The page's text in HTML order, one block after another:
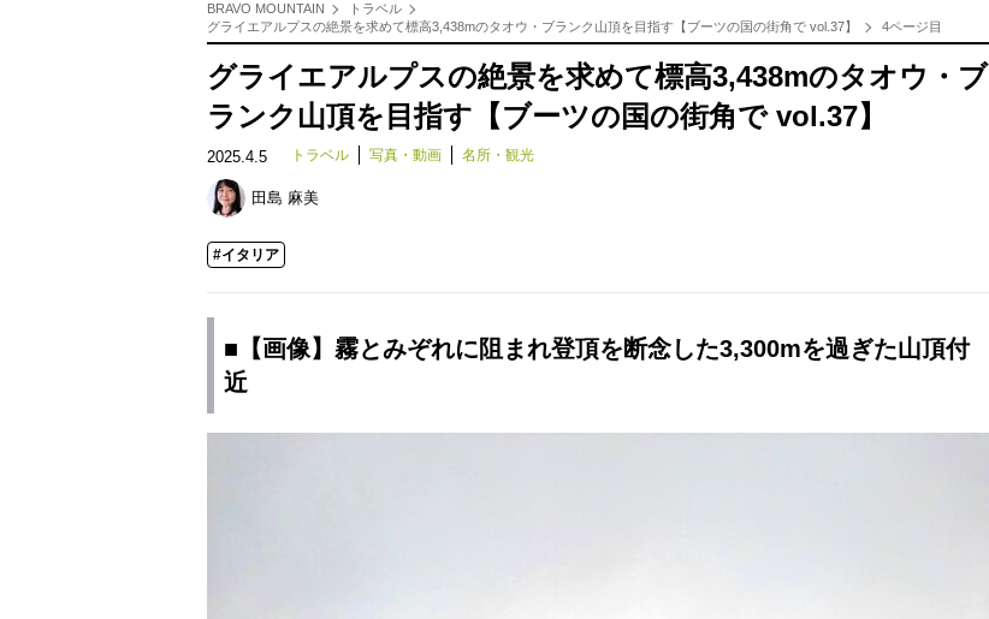
BRAVO MOUNTAIN
トラベル
グライエアルプスの絶景を求めて標高3,438mのタオウ・ブランク山頂を目指す【ブーツの国の街角で vol.37】
4ページ目
グライエアルプスの絶景を求めて標高3,438mのタオウ・ブ
ランク山頂を目指す【ブーツの国の街角で vol.37】
2025.4.5 トラベル 写真・動画 名所・観光
田島 麻美
#イタリア
■【画像】霧とみぞれに阻まれ登頂を断念した3,300mを過ぎた山頂付
近